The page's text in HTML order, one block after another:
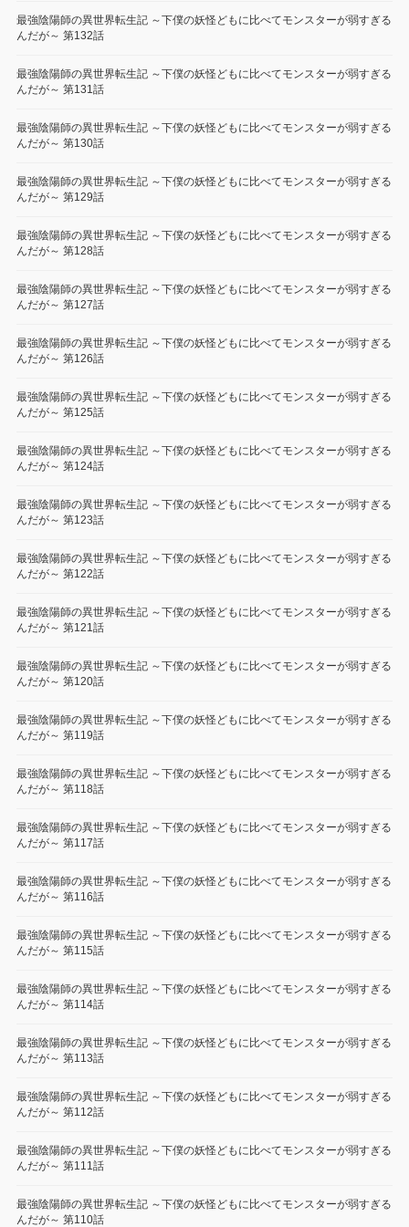
最強陰陽師の異世界転生記 ～下僕の妖怪どもに比べてモンスターが弱すぎる
んだが～ 第132話
最強陰陽師の異世界転生記 ～下僕の妖怪どもに比べてモンスターが弱すぎる
んだが～ 第131話
最強陰陽師の異世界転生記 ～下僕の妖怪どもに比べてモンスターが弱すぎる
んだが～ 第130話
最強陰陽師の異世界転生記 ～下僕の妖怪どもに比べてモンスターが弱すぎる
んだが～ 第129話
最強陰陽師の異世界転生記 ～下僕の妖怪どもに比べてモンスターが弱すぎる
んだが～ 第128話
最強陰陽師の異世界転生記 ～下僕の妖怪どもに比べてモンスターが弱すぎる
んだが～ 第127話
最強陰陽師の異世界転生記 ～下僕の妖怪どもに比べてモンスターが弱すぎる
んだが～ 第126話
最強陰陽師の異世界転生記 ～下僕の妖怪どもに比べてモンスターが弱すぎる
んだが～ 第125話
最強陰陽師の異世界転生記 ～下僕の妖怪どもに比べてモンスターが弱すぎる
んだが～ 第124話
最強陰陽師の異世界転生記 ～下僕の妖怪どもに比べてモンスターが弱すぎる
んだが～ 第123話
最強陰陽師の異世界転生記 ～下僕の妖怪どもに比べてモンスターが弱すぎる
んだが～ 第122話
最強陰陽師の異世界転生記 ～下僕の妖怪どもに比べてモンスターが弱すぎる
んだが～ 第121話
最強陰陽師の異世界転生記 ～下僕の妖怪どもに比べてモンスターが弱すぎる
んだが～ 第120話
最強陰陽師の異世界転生記 ～下僕の妖怪どもに比べてモンスターが弱すぎる
んだが～ 第119話
最強陰陽師の異世界転生記 ～下僕の妖怪どもに比べてモンスターが弱すぎる
んだが～ 第118話
最強陰陽師の異世界転生記 ～下僕の妖怪どもに比べてモンスターが弱すぎる
んだが～ 第117話
最強陰陽師の異世界転生記 ～下僕の妖怪どもに比べてモンスターが弱すぎる
んだが～ 第116話
最強陰陽師の異世界転生記 ～下僕の妖怪どもに比べてモンスターが弱すぎる
んだが～ 第115話
最強陰陽師の異世界転生記 ～下僕の妖怪どもに比べてモンスターが弱すぎる
んだが～ 第114話
最強陰陽師の異世界転生記 ～下僕の妖怪どもに比べてモンスターが弱すぎる
んだが～ 第113話
最強陰陽師の異世界転生記 ～下僕の妖怪どもに比べてモンスターが弱すぎる
んだが～ 第112話
最強陰陽師の異世界転生記 ～下僕の妖怪どもに比べてモンスターが弱すぎる
んだが～ 第111話
最強陰陽師の異世界転生記 ～下僕の妖怪どもに比べてモンスターが弱すぎる
んだが～ 第110話